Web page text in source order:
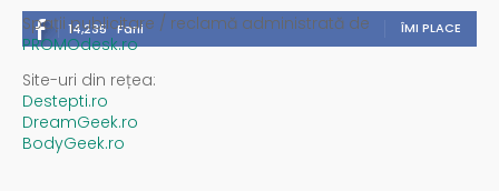
14,235 Fani ÎMI PLACE
Spații publicitare / reclamă administrată de
PROMOdesk.ro
Site-uri din rețea:
Destepti.ro
DreamGeek.ro
BodyGeek.ro